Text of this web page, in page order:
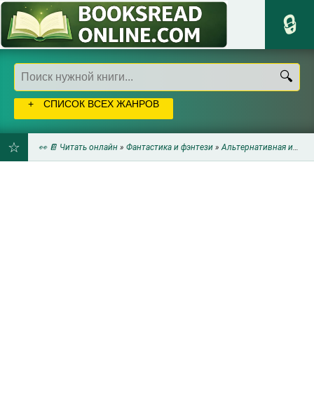
СПИСОК ВСЕХ ЖАНРОВ
👀 📔 Читать онлайн » Фантастика и фэнтези »Альтернативная история